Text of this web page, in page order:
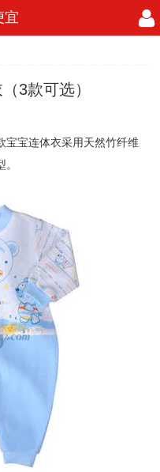
宜
3款可选）
宝宝连体衣采用天然竹纤维